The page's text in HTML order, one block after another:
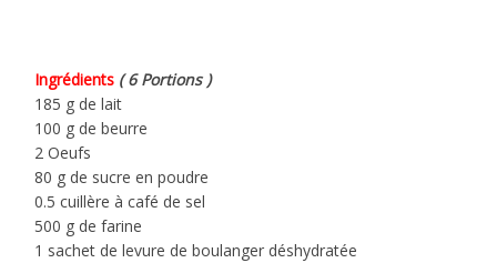
Ingrédients ( 6 Portions )
185 g de lait
100 g de beurre
2 Oeufs
80 g de sucre en poudre
0.5 cuillère à café de sel
500 g de farine
1 sachet de levure de boulanger déshydratée